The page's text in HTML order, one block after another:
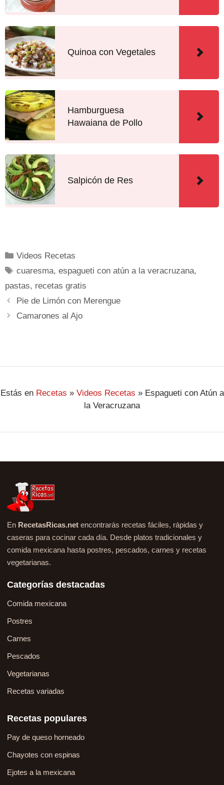
Quinoa con Vegetales
Hamburguesa
Hawaiana de Pollo
Salpicón de Res
Videos Recetas
cuaresma,espagueti con atún a la veracruzana,
pastas, recetas gratis
Pie de Limón con Merengue
Camarones al Ajo
Estás en Recetas » Videos Recetas » Espagueti con Atún a
la Veracruzana
En RecetasRicas.net encontrarás recetas fáciles, rápidas y
caseras para cocinar cada día. Desde platos tradicionales y
comida mexicana hasta postres, pescados, carnes y recetas
vegetarianas.
Categorías destacadas
Comida mexicana
Postres
Carnes
Pescados
Vegetarianas
Recetas variadas
Recetas populares
Pay de queso horneado
Chayotes con espinas
Ejotes a la mexicana